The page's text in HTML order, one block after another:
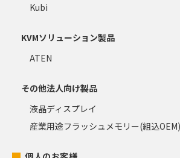
Kubi
KVMソリューション製品
ATEN
その他法人向け製品
液晶ディスプレイ
産業用途フラッシュメモリー(組込OEM)